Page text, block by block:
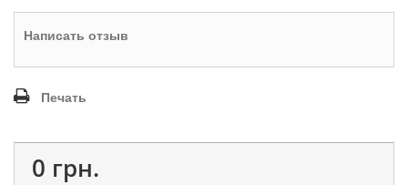
Написать отзыв
Печать
0 грн.